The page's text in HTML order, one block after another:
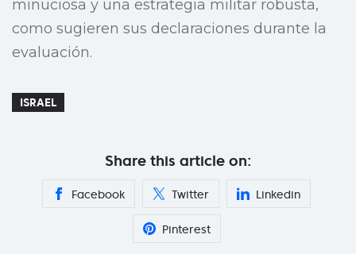
minuciosa y una estrategia militar robusta,
como sugieren sus declaraciones durante la
evaluación.
ISRAEL
Share this article on:
Facebook Twitter Linkedin
Pinterest